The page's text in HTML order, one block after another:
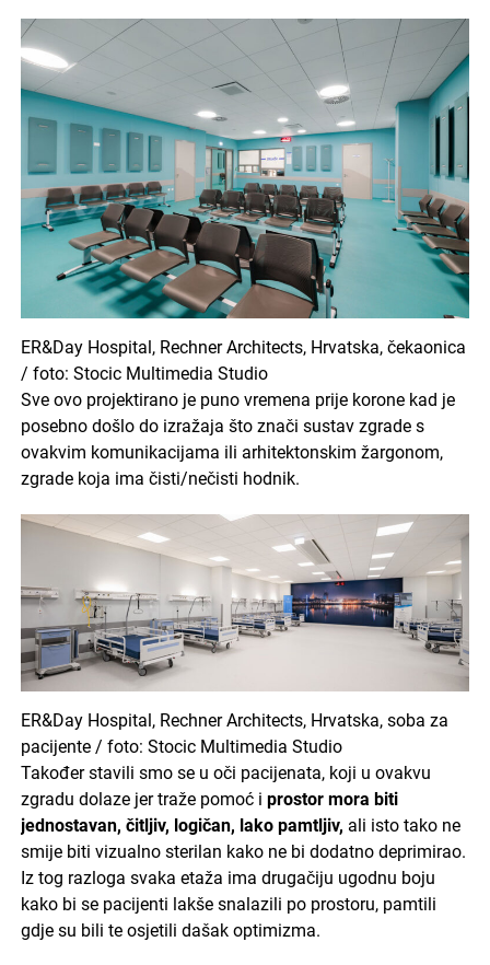
ER&Day Hospital, Rechner Architects, Hrvatska, čekaonica
/ foto: Stocic Multimedia Studio
Sve ovo projektirano je puno vremena prije korone kad je
posebno došlo do izražaja što znači sustav zgrade s
ovakvim komunikacijama ili arhitektonskim žargonom,
zgrade koja ima čisti/nečisti hodnik.
ER&Day Hospital, Rechner Architects, Hrvatska, soba za
pacijente / foto: Stocic Multimedia Studio
Također stavili smo se u oči pacijenata, koji u ovakvu
zgradu dolaze jer traže pomoć i prostor mora biti
jednostavan, čitljiv, logičan, lako pamtljiv, ali isto tako ne
smije biti vizualno sterilan kako ne bi dodatno deprimirao.
Iz tog razloga svaka etaža ima drugačiju ugodnu boju
kako bi se pacijenti lakše snalazili po prostoru, pamtili
gdje su bili te osjetili dašak optimizma.